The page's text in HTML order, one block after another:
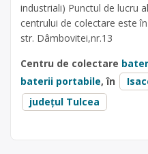
industriali) Punctul de lucru al
centrului de colectare este
str. Dâmbovitei,nr.13
Centru de colectare
baterii portabile, în
județul Tulcea